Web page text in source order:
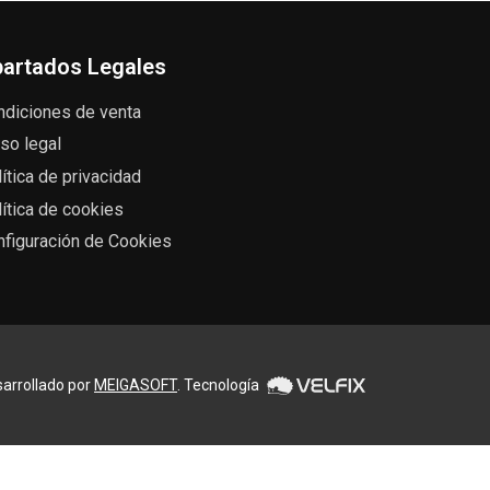
Legales
de venta
legal
de privacidad
de cookies
de Cookies
por MEIGASOFT. Tecnología